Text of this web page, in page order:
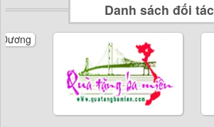
Danh sách đối tác